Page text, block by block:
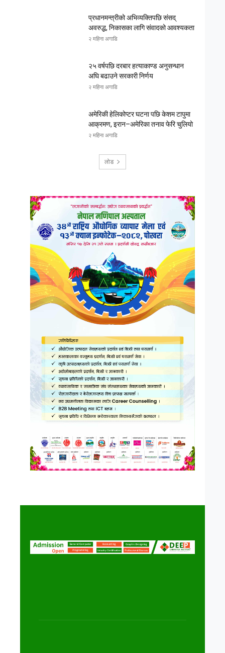
प्रधानमन्त्रीको अभिव्यक्तिपछि संसद्
अवरुद्ध, निकासका लागि संवादको आवश्यकता
२ महिना अगाडि
२५ वर्षपछि दरबार हत्याकाण्ड अनुसन्धान
अघि बढाउने सरकारी निर्णय
२ महिना अगाडि
अमेरिकी हेलिकोप्टर घटना पछि केशम टापुमा
आक्रमण, इरान–अमेरिका तनाव फेरि चुलियो
२ महिना अगाडि
लोड